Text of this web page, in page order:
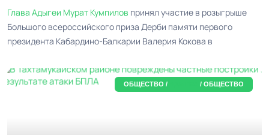
Глава Адыгеи Мурат Кумпилов принял участие в розыгрыше
Большого всероссийского приза Дерби памяти первого
президента Кабардино-Балкарии Валерия Кокова в
ОБЩЕСТВО / / ОБЩЕСТВО